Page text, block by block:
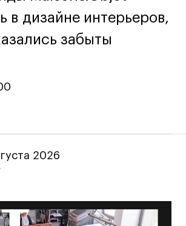
в дизайне интерьеров,
забыты
в дизайне интерьеров,
забыты
2026